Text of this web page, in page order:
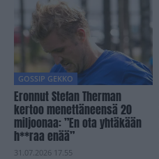
GOSSIP GEKKO
Eronnut Stefan Therman
kertoo menettäneensä 20
miljoonaa: ”En ota yhtäkään
h**raa enää”
31.07.2026 17.55